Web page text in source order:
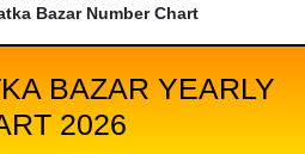
Bazar Number Chart
BAZAR YEARLY
2026